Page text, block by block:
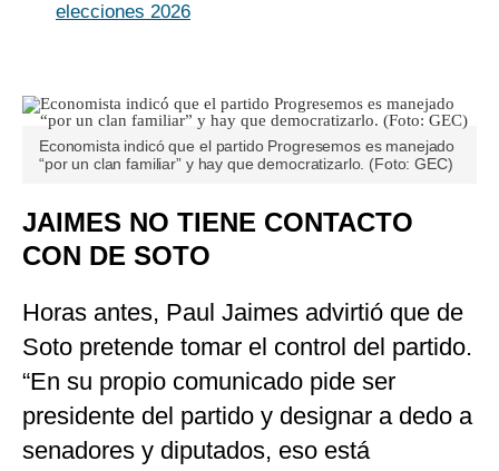
elecciones 2026
Economista indicó que el partido Progresemos es manejado
“por un clan familiar” y hay que democratizarlo. (Foto: GEC)
JAIMES NO TIENE CONTACTO
CON DE SOTO
Horas antes, Paul Jaimes advirtió que de
Soto pretende tomar el control del partido.
“En su propio comunicado pide ser
presidente del partido y designar a dedo a
senadores y diputados, eso está